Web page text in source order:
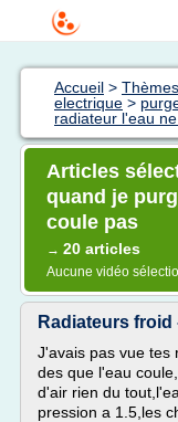
Accueil >
electrique >
radiateur l'eau
Articles
quand je
coule pas
→ 20 articles
Aucune vidéo
Radiateurs
J'avais pas vue tes
des que l'eau
d'air rien du
pression a 1.5,les